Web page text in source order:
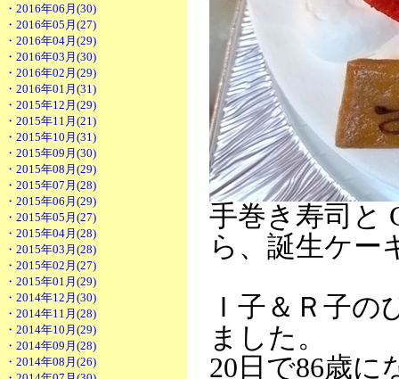
・2016年06月(30)
・2016年05月(27)
・2016年04月(29)
・2016年03月(30)
・2016年02月(29)
・2016年01月(31)
・2015年12月(29)
・2015年11月(21)
・2015年10月(31)
・2015年09月(30)
・2015年08月(29)
・2015年07月(28)
・2015年06月(29)
・2015年05月(27)
・2015年04月(28)
・2015年03月(28)
・2015年02月(27)
・2015年01月(29)
・2014年12月(30)
・2014年11月(28)
・2014年10月(29)
・2014年09月(28)
・2014年08月(26)
手巻き寿司と
ら、誕生ケー
Ｉ子＆Ｒ子
ました。
20日で86歳